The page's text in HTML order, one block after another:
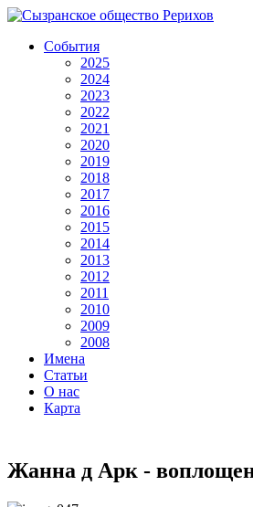
События
2025
2024
2023
2022
2021
2020
2019
2018
2017
2016
2015
2014
2013
2012
2011
2010
2009
2008
Имена
Статьи
О нас
Карта
Жанна д Арк -